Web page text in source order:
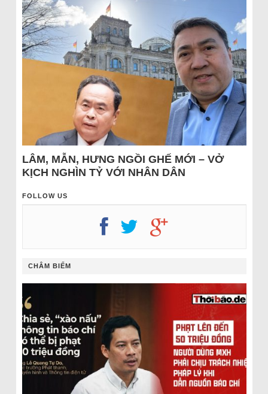
LÂM, MẪN, HƯNG NGỒI GHẾ MỚI – VỞ
KỊCH NGHÌN TỶ VỚI NHÂN DÂN
FOLLOW US
CHÂM BIẾM